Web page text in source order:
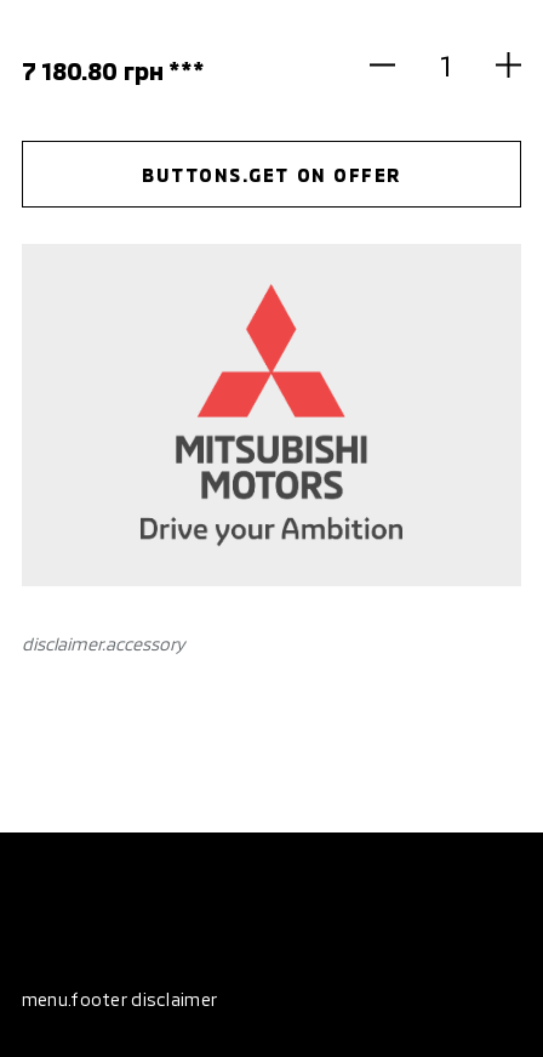
7 180.80 грн ***
BUTTONS.GET ON OFFER
disclaimer.аccessory
menu.footer disclaimer